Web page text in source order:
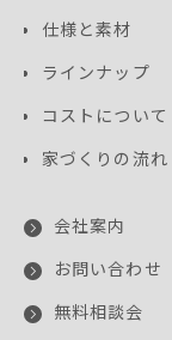
仕様と素材
ラインナップ
コストについて
家づくりの流れ
会社案内
お問い合わせ
無料相談会